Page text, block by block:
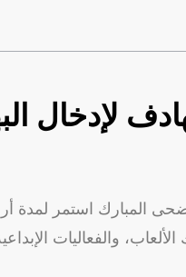
لإدخال
المبارك استمر لمدة
والفعاليات